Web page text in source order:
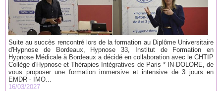
Suite au succès rencontré lors de la formation au Diplôme Universitaire
d'Hypnose de Bordeaux, Hypnose 33, Institut de Formation en
Hypnose Médicale à Bordeaux a décidé en collaboration avec le CHTIP
Collège d'Hypnose et Thérapies Intégratives de Paris * IN-DOLORE, de
vous proposer une formation immersive et intensive de 3 jours en
EMDR - IMO...
16/03/2027